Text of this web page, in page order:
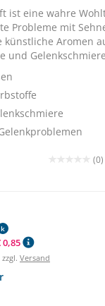
ist eine wahre
Probleme mit
künstliche Aromen
und
k
Versand